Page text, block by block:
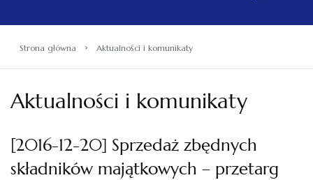
Strona główna › Aktualności i komunikaty
Aktualności i komunikaty
[2016-12-20] Sprzedaż zbędnych
składników majątkowych – przetarg